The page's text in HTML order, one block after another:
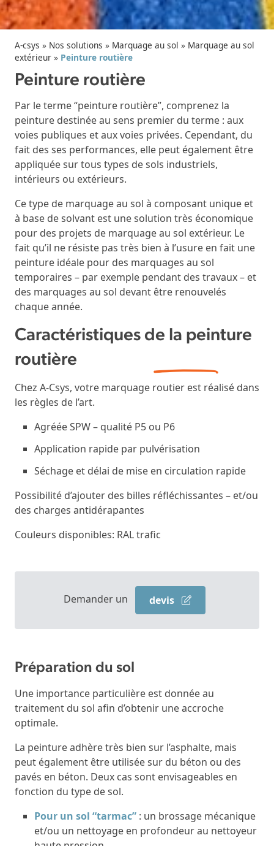
A-csys » Nos solutions » Marquage au sol » Marquage au sol
extérieur » Peinture routière
Peinture routière
Par le terme “peinture routière”, comprenez la
peinture destinée au sens premier du terme : aux
voies publiques et aux voies privées. Cependant, du
fait des ses performances, elle peut également être
appliquée sur tous types de sols industriels,
intérieurs ou extérieurs.
Ce type de marquage au sol à composant unique et
à base de solvant est une solution très économique
pour des projets de marquage au sol extérieur. Le
fait qu’il ne résiste pas très bien à l’usure en fait une
peinture idéale pour des marquages au sol
temporaires – par exemple pendant des travaux – et
des marquages au sol devant être renouvelés
chaque année.
Caractéristiques de la peinture
routière
Chez A-Csys, votre marquage routier est réalisé dans
les règles de l’art.
Agréée SPW – qualité P5 ou P6
Application rapide par pulvérisation
Séchage et délai de mise en circulation rapide
Possibilité d’ajouter des billes réfléchissantes – et/ou
des charges antidérapantes
Couleurs disponibles: RAL trafic
Demander un devis
Préparation du sol
Une importance particulière est donnée au
traitement du sol afin d’obtenir une accroche
optimale.
La peinture adhère très bien sur l’asphalte, mais
peut également être utilisée sur du béton ou des
pavés en béton. Deux cas sont envisageables en
fonction du type de sol.
Pour un sol “tarmac” : un brossage mécanique
et/ou un nettoyage en profondeur au nettoyeur